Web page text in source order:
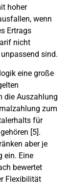
hoher
wenn
Ertrags
nicht
sind.
eine große
die Auszahlung
zum
für
[5].
aber je
ein. Eine
bewertet
Flexibilität